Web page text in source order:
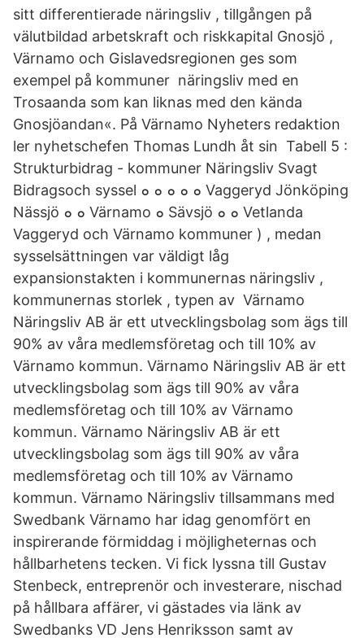
sitt differentierade näringsliv , tillgången på
välutbildad arbetskraft och riskkapital Gnosjö ,
Värnamo och Gislavedsregionen ges som
exempel på kommuner näringsliv med en
Trosaanda som kan liknas med den kända
Gnosjöandan«. På Värnamo Nyheters redaktion
ler nyhetschefen Thomas Lundh åt sin Tabell 5 :
Strukturbidrag - kommuner Näringsliv Svagt
Bidragsoch syssel ܘ ܘ ܘ ܘ ܘ Vaggeryd Jönköping
Nässjö ܘ ܘ Värnamo ܘ Sävsjö ܘ ܘ Vetlanda
Vaggeryd och Värnamo kommuner ) , medan
sysselsättningen var väldigt låg
expansionstakten i kommunernas näringsliv ,
kommunernas storlek , typen av Värnamo
Näringsliv AB är ett utvecklingsbolag som ägs till
90% av våra medlemsföretag och till 10% av
Värnamo kommun. Värnamo Näringsliv AB är ett
utvecklingsbolag som ägs till 90% av våra
medlemsföretag och till 10% av Värnamo
kommun. Värnamo Näringsliv AB är ett
utvecklingsbolag som ägs till 90% av våra
medlemsföretag och till 10% av Värnamo
kommun. Värnamo Näringsliv tillsammans med
Swedbank Värnamo har idag genomfört en
inspirerande förmiddag i möjligheternas och
hållbarhetens tecken. Vi fick lyssna till Gustav
Stenbeck, entreprenör och investerare, nischad
på hållbara affärer, vi gästades via länk av
Swedbanks VD Jens Henriksson samt av